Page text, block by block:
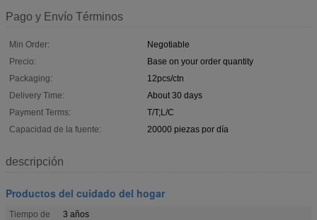
Pago y Envío Términos
Min Order:
Negotiable
Precio:
Base on your order quantity
Packaging:
12pcs/ctn
Delivery Time:
About 30 days
Payment Terms:
T/T;L/C
Capacidad de la fuente:
20000 piezas por día
descripción
Productos del cuidado del hogar
Tiempo de
3 años